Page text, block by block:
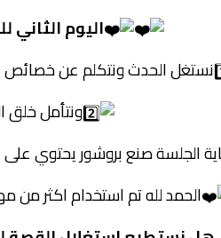
اليوم الثاني
نستغل الحدث ونتكلم عن خصائص
ونتأمل خلق
الجلسة صنع بروشور يحتوي
الحمد لله تم استخدام اكثر من